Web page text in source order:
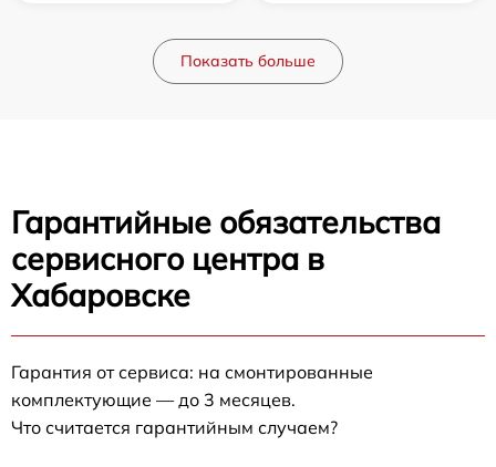
Показать больше
Гарантийные обязательства
сервисного центра в
Хабаровске
Гарантия от сервиса: на смонтированные
комплектующие — до 3 месяцев.
Что считается гарантийным случаем?